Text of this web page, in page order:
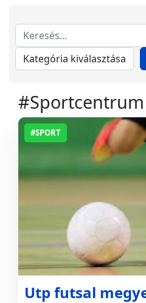
#Sportcentrum
#SPORT
Utp futsal